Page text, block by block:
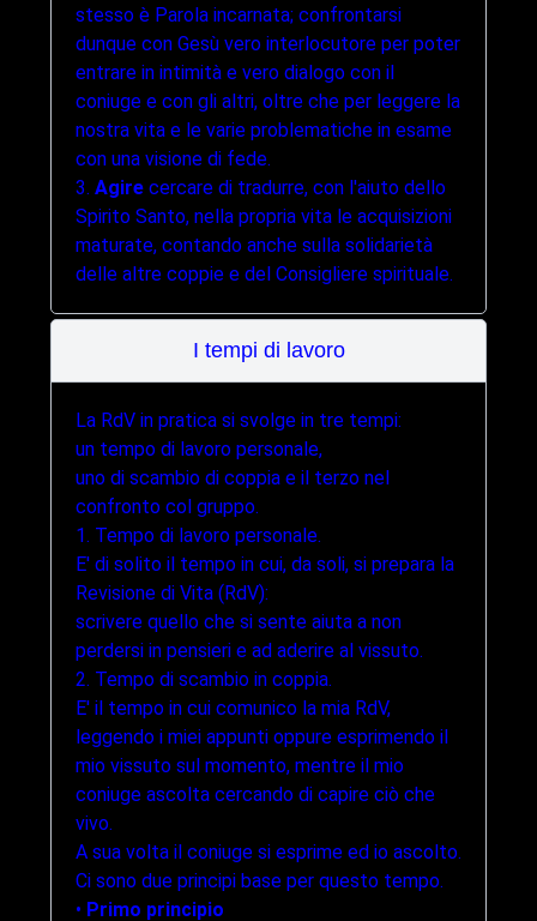
stesso è Parola incarnata; confrontarsi
dunque con Gesù vero interlocutore per poter
entrare in intimità e vero dialogo con il
coniuge e con gli altri, oltre che per leggere la
nostra vita e le varie problematiche in esame
con una visione di fede.
3. Agire cercare di tradurre, con l'aiuto dello
Spirito Santo, nella propria vita le acquisizioni
maturate, contando anche sulla solidarietà
delle altre coppie e del Consigliere spirituale.
I tempi di lavoro
La RdV in pratica si svolge in tre tempi:
un tempo di lavoro personale,
uno di scambio di coppia e il terzo nel
confronto col gruppo.
1. Tempo di lavoro personale.
E' di solito il tempo in cui, da soli, si prepara la
Revisione di Vita (RdV):
scrivere quello che si sente aiuta a non
perdersi in pensieri e ad aderire al vissuto.
2. Tempo di scambio in coppia.
E' il tempo in cui comunico la mia RdV,
leggendo i miei appunti oppure esprimendo il
mio vissuto sul momento, mentre il mio
coniuge ascolta cercando di capire ciò che
vivo.
A sua volta il coniuge si esprime ed io ascolto.
Ci sono due principi base per questo tempo.
• Primo principio